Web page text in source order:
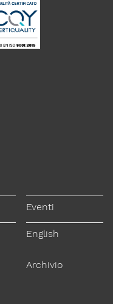
Eventi
English
Archivio